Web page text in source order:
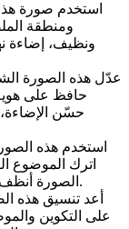
استخدم صورة
ومنطقة
ونظيف، إضاءة
عدّل هذه الصورة
حافظ على
حسّن
استخدم هذه
اترك الموضوع
الصورة أنظف لمنشور على وسائل التواصل الاجتماعي.
أعد تنسيق هذه
على التكوين